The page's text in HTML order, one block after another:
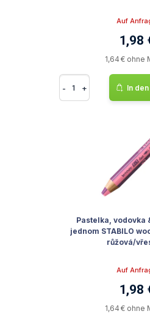
Auf
1,98
1,64 € ohne
- + In
Pastelka, vodovka
jednom STABILO
růžová/
Auf
1,98
1,64 € ohne